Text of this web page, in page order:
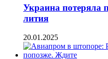
Украина потеряла
лития
20.01.2025